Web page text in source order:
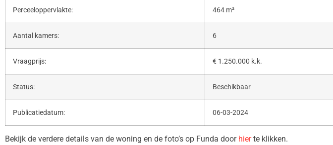
Perceeloppervlakte: 464 m²
Aantal kamers: 6
Vraagprijs: € 1.250.000 k.k.
Status: Beschikbaar
Publicatiedatum: 06-03-2024
Bekijk de verdere details van de woning en de foto’s op Funda door hierte klikken.